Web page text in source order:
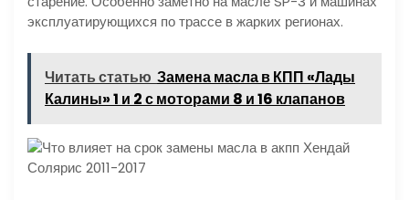
эксплуатирующихся по трассе в жарких регионах.
Читать статью Замена масла в КПП «Лады
Калины» 1 и 2 с моторами 8 и 16 клапанов